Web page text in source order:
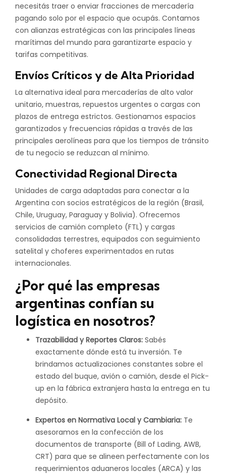
necesitás traer o enviar fracciones de mercadería
pagando solo por el espacio que ocupás. Contamos
con alianzas estratégicas con las principales líneas
marítimas del mundo para garantizarte espacio y
tarifas competitivas.
Envíos Críticos y de Alta Prioridad
La alternativa ideal para mercaderías de alto valor
unitario, muestras, repuestos urgentes o cargas con
plazos de entrega estrictos. Gestionamos espacios
garantizados y frecuencias rápidas a través de las
principales aerolíneas para que los tiempos de tránsito
de tu negocio se reduzcan al mínimo.
Conectividad Regional Directa
Unidades de carga adaptadas para conectar a la
Argentina con socios estratégicos de la región (Brasil,
Chile, Uruguay, Paraguay y Bolivia). Ofrecemos
servicios de camión completo (FTL) y cargas
consolidadas terrestres, equipados con seguimiento
satelital y choferes experimentados en rutas
internacionales.
¿Por qué las empresas
argentinas confían su
logística en nosotros?
Trazabilidad y Reportes Claros: Sabés
exactamente dónde está tu inversión. Te
brindamos actualizaciones constantes sobre el
estado del buque, avión o camión, desde el Pick-
up en la fábrica extranjera hasta la entrega en tu
depósito.
Expertos en Normativa Local y Cambiaria: Te
asesoramos en la confección de los
documentos de transporte (Bill of Lading, AWB,
CRT) para que se alineen perfectamente con los
requerimientos aduaneros locales (ARCA) y las